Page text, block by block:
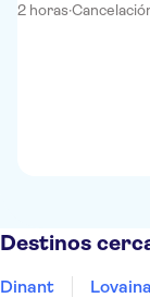
2 horas·
Destinos
Dinant Lovaina